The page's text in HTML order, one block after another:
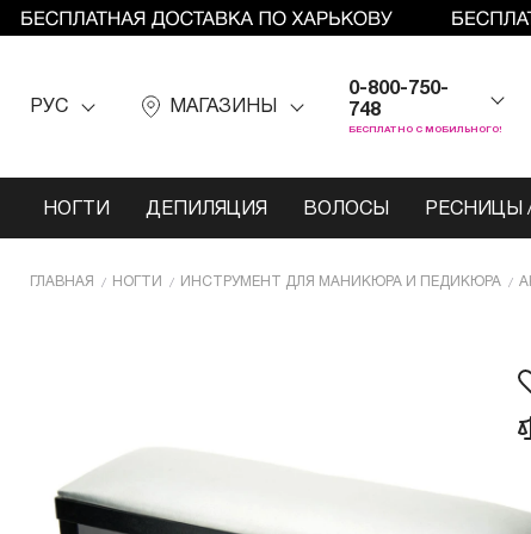
РУС МАГАЗИНЫ
0-800-750-
748
БЕСПЛАТНО С МОБИЛЬНОГО!
НОГТИ ДЕПИЛЯЦИЯ ВОЛОСЫ РЕСНИЦЫ
ГЛАВНАЯ НОГТИ ИНCТРУМЕНТ ДЛЯ МАНИКЮРА И ПЕДИКЮРА